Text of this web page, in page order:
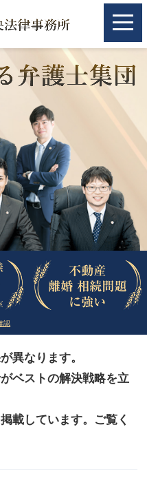
認
異なります。
ベストの解決戦略を立
載しています。ご覧く